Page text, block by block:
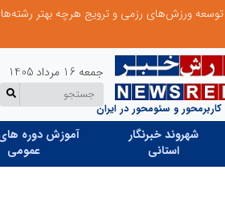
و سئومحور در ایران
جمعه 16 مرداد 1405
شهروند خبرنگار
استانی
آموزش دوره
عمومی